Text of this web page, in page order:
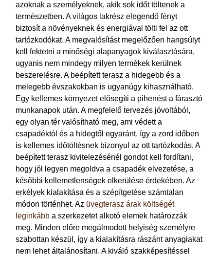
azoknak a személyeknek, akik sok időt töltenek a
természetben. A világos lakrész elegendő fényt
biztosít a növényeknek és energiával tölti fel az ott
tartózkodókat. A megvalósítást megelőzően hangsúlyt
kell fektetni a minőségi alapanyagok kiválasztására,
ugyanis nem mindegy milyen termékek kerülnek
beszerelésre. A beépített terasz a hidegebb és a
melegebb évszakokban is ugyanúgy kihasználható.
Egy kellemes környezet elősegíti a pihenést a fárasztó
munkanapok után. A megfelelő tervezés jóvoltából,
egy olyan tér valósítható meg, ami védett a
csapadéktól és a hidegtől egyaránt, így a zord időben
is kellemes időtöltésnek bizonyul az ott tartózkodás. A
beépített terasz kivitelezésénél gondot kell fordítani,
hogy jól legyen megoldva a csapadék elvezetése, a
későbbi kellemetlenségek elkerülése érdekében. Az
erkélyek kialakítása és a szépítgetése számtalan
módon történhet. Az üvegterasz árak költségét
leginkább a szerkezetet alkotó elemek határozzák
meg. Minden előre megálmodott helyiség személyre
szabottan készül, így a kialakításra rászánt anyagiakat
nem lehet általánosítani. A kiváló szakképesítéssel